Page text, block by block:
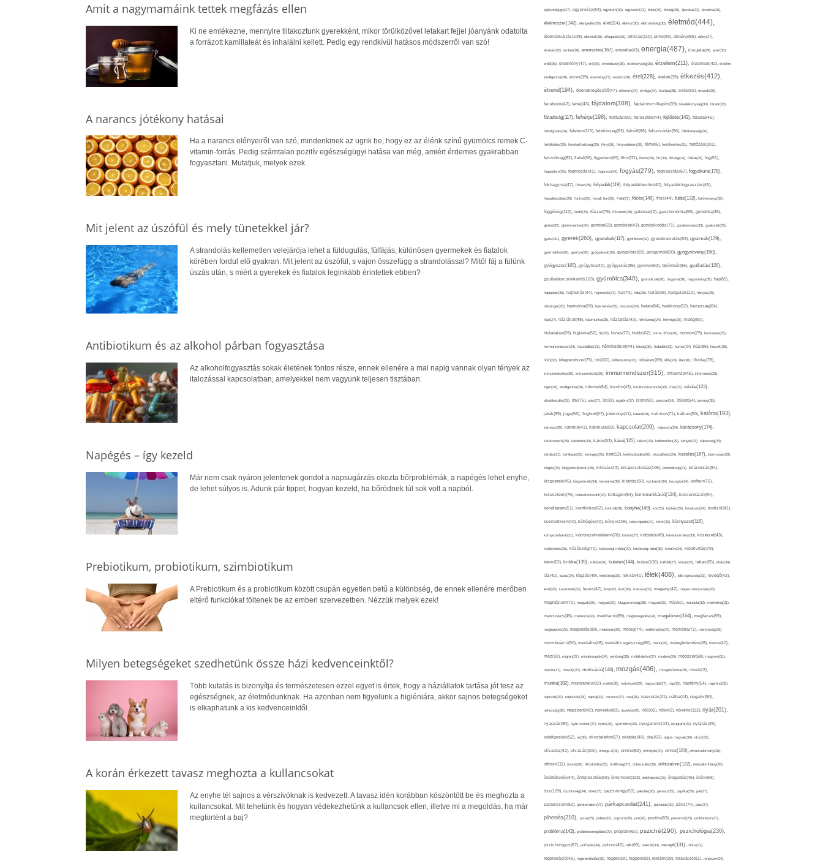
Amit a nagymamáink tettek megfázás ellen
Ki ne emlékezne, mennyire tiltakoztunk gyerekként, mikor törülközővel letakart fejjel jóanyánk odatolta
a forrázott kamillateát és inhalálni kellett. Pedig egy rendkívül hatásos módszerről van szó!
A narancs jótékony hatásai
Ha a narancs előnyeiről van szó, mindenkinek az ugrik be, hogy ez az élénk színű gyümölcs remek C-
vitamin-forrás. Pedig számtalan pozitív egészségügyi hatása van még, amiért érdemes gyakrabban
fogyasztani. Mutatjuk, melyek ezek.
Mit jelent az úszófül és mely tünetekkel jár?
A strandolás kellemetlen velejárója lehet a füldugulás, fülfájás, különösen gyermekek és fiatalok
körében fordul elő gyakran. Mit jelent az úszófül, s vajon összefügg a strandolással? Mitől fáj a fülünk
úszás után, s miért a gyerekek és fiatalok leginkább érintettek ebben?
Antibiotikum és az alkohol párban fogyasztása
Az alkoholfogyasztás sokak életének fontos része, ennek ellenére a mai napig vannak olyan tények az
italozással kapcsolatban, amelyekkel nem vagyunk teljesen tisztában.
Napégés – így kezeld
Már nem csak nyáron jelentenek gondot a napsugárzás okozta bőrproblémák, a napégés lehet enyhe,
de lehet súlyos is. Adunk pár tippet, hogyan kezeld, ha bőrödnek túl sok volt a napból.
Prebiotikum, probiotikum, szimbiotikum
A Prebiotikum és a probiotikum között csupán egyetlen betű a különbség, de ennek ellenére merőben
eltérő funkciókat töltenek be az emberi szervezetben. Nézzük melyek ezek!
Milyen betegségeket szedhetünk össze házi kedvenceinktől?
Több kutatás is bizonyítja és természetesen ezzel egyet is értek, hogy a háziállatok tartása jót tesz az
egészségnek, az életmódunknak. Ha azonban nem figyelünk a higiéniára, akkor sajnos betegségeket
is elkaphatunk a kis kedvenceinktől.
A korán érkezett tavasz meghozta a kullancsokat
Az enyhe tél sajnos a vérszívóknak is kedvezett. A tavasz idén korábban köszöntött be és meghozta a
kullancsokat. Mit tehetünk és hogyan védekezhetünk a kullancsok ellen, illetve mi a megoldás, ha már
megtörtént a baj?
egészségügy(27), egyensúly(63), egyetem(30), egyszerű(31), éhes(30), éhség(38), éjszaka(33), ekcéma(26),
élelmiszer(142), elengedés(29), élet(114), életkor(30), életminőség(30), életmód(444),
életmódváltás(109), életvitel(28), elfogadás(30), elhízás(110), elme(93), élmény(55), előny(37),
elvárás(32), ember(38), emésztés(167), empátia(43), energia(487), Energiaital(29), eper(30),
erdő(36), eredmény(47), erő(36), érrendszer(36), érzékenység(36), érzelem(211), érzelmek(42), érzelmi
intelligencia(28), érzés(39), esemény(27), eszköz(28), étel(228), ételek(39), étkezés(412),
étrend(194), étrendkiegészítő(47), étterem(24), étvágy(34), Európa(28), evés(92), évszak(28),
facebook(42), fahéj(43), fájdalom(308), fájdalomcsillapító(39), fáradékonyság(30), fáradt(28),
fáradtság(117), fehérje(198), fejfájás(93), fejlesztés(44), fejlődés(143), feladat(46),
feldolgozás(24), félelem(115), felelősség(62), felnőtt(66), felszívódás(56), féltékenység(26),
feltöltődés(29), fenntarthatóság(29), fény(36), fényvédelem(28), férfi(86), fertőtlenítés(31), fertőzés(101),
feszültség(82), fiatal(39), figyelem(69), film(111), finom(26), fitt(34), fittség(34), fizikai(25), fog(51),
fogadalom(25), fogmosás(41), fogorvos(24), fogyás(279), fogyasztás(67), fogyókúra(178),
fokhagyma(47), folsav(25), folyadék(119), folyadékbevitel(40), folyadékfogyasztás(45),
folyadékpótlás(29), fontos(25), forralt bor(26), Föld(27), főzés(149), friss(44), futás(132), futóverseny(32),
függőség(112), fürdő(26), fűszer(79), fűszerek(28), gabona(42), gasztronómia(58), genetika(45),
glutén(32), gluténmentes(34), gomba(53), gondolat(43), gondolkodás(71), gondoskodás(33), gyakorlat(29),
gyász(31), gyerek(260), gyerekek(117), gyerekkor(32), gyereknevelés(83), gyermek(179),
gyermekkor(36), gyertya(28), gyógyászat(36), gyógyítás(69), gyógymód(50), gyógynövény(150),
gyógyszer(165), gyógytea(40), gyógyulás(85), gyomor(62), Gyömbér(66), gyulladás(126),
gyulladáscsökkentő(103), gyümölcs(340), gyümölcslé(28), hagyma(28), hagyomány(36), haj(85),
hajápolás(36), hajhullás(44), hajmosás(24), hal(70), hála(25), halál(39), hangulat(112), hányás(25),
hányinger(25), harmónia(69), hasmenés(35), hasznos(24), hatás(84), hatékony(52), házasság(64),
házi(27), háziállat(48), házimunka(28), háztartás(43), hétköznap(24), hétvége(25), hideg(80),
hidratálás(69), higiénia(52), hit(26), hízás(77), hobbi(62), home office(26), hormon(79), hormonok(25),
hormonrendszer(24), hozzáállás(31), hőmérséklet(44), hőség(36), hulladék(33), humor(24), hús(86), húsvét(36),
hűtő(30), idegrendszer(75), idő(111), időbeosztás(32), időjárás(69), idős(24), illat(30), illóolaj(78),
immunerősítés(30), immunerősítő(36), immunrendszer(315), influenza(45), információ(33),
inger(29), intelligencia(28), internet(64), inzulin(42), inzulinrezisztencia(35), írás(27), iskola(123),
iskolakezdés(25), ital(75), ivás(27), íz(39), izgalom(27), izom(91), izomzat(24), ízület(54), járvány(35),
játék(89), jóga(56), Joghurt(67), jótékony(41), kaland(28), kalcium(71), kálium(50), kalória(193),
kamasz(30), kamilla(41), Kánikula(59), kapcsolat(209), káposzta(24), karácsony(174),
karácsonyfa(25), karantén(34), káros(53), kávé(125), keksz(29), kellemetlen(29), kenyér(32), képesség(28),
kérdés(31), kerékpár(25), keringés(26), kert(52), kertészkedés(26), készülődés(24), kezelés(167), kézmosás(28),
kiégés(25), kiegyensúlyozott(26), kihívás(43), kikapcsolódás(106), kimerültség(31), kirándulás(84),
kisgyerek(45), kisgyermek(34), kismama(38), kitartás(50), kockázat(34), kocogás(24), koffein(76),
koleszterin(76), koleszterinszint(24), kollagén(54), kommunikáció(124), koncentráció(94),
konditerem(51), konfliktus(52), kontroll(28), konyha(149), kór(25), kórház(29), kórokozó(24), kortizol(41),
kozmetikum(40), köhögés(40), könyv(106), könyvajánló(24), köret(30), környezet(116),
környezetbarát(31), környezetvédelem(78), köröm(27), kötődés(49), következmény(33), közérzet(43),
közlekedés(26), közösség(71), közösségi média(27), közösségi oldal(38), kreatív(34), kreativitás(79),
krém(62), kritika(139), kultúra(36), kutatás(144), kutya(100), külföld(27), kütyü(33), lakás(65), látás(34),
láz(42), lazac(24), légzés(49), lehetőség(25), lekvár(41), lélek(408), lelki egészség(33), levegő(42),
levél(28), Levendula(32), leves(47), lista(32), liszt(36), macska(33), magány(42), magas vérnyomás(28),
magnézium(70), magvak(25), magyar(25), Magyarország(28), magzat(25), máj(60), mandula(33), marketing(31),
masszázs(45), medence(24), meditáció(89), megbetegedés(24), megelőzés(164), megfázás(89),
meglepetés(28), megoldás(89), melatonin(29), meleg(74), mellékhatás(24), memória(72), mennyiség(26),
menstruáció(50), mentális(48), mentális egészség(86), menü(28), méregtelenítés(48), mese(40),
méz(92), migrén(27), mindennapok(34), minőség(33), mobiltelefon(27), modern(24), módszer(68), mogyoró(31),
mosás(31), mosoly(27), motiváció(144), mozgás(406), mozgásforma(25), mozi(42),
munka(182), munkahely(92), műtét(38), művészet(29), nagyszülő(27), nap(35), napfény(54), napirend(35),
napozás(37), napsütés(38), naptej(32), narancs(27), nasi(31), nassolás(41), nátha(44), negatív(50),
nehézség(36), népszerű(42), nevelés(83), nevetés(30), nő(106), nők(42), növény(112), nyár(201),
nyaralás(90), nyári szünet(27), nyelv(26), nyomelem(33), nyugalom(102), nyugtató(29), nyújtás(45),
odafigyelés(52), ok(36), okostelefon(57), oktatás(40), olaj(50), olajos magvak(34), olcsó(33),
olívaolaj(42), olvasás(101), omega-3(31), online(52), orrfolyás(24), orvos(164), orvostudomány(26),
otthon(111), óvoda(26), öltözködés(35), önállóság(27), önbecsülés(36), önbizalom(122), önbizalomhiány(28),
önértékelés(44), önfejlesztés(59), önismeret(113), önkifejezés(26), öregedés(46), öröm(69),
ősz(109), őszinteség(34), ötlet(37), pajzsmirigy(53), pakolás(30), panasz(25), paprika(28), pár(27),
paradicsom(52), páratartalom(27), párkapcsolat(241), pattanás(30), pénz(74), piac(27),
pihenés(210), pizza(25), pollen(32), popcorn(35), por(26), pozitív(83), prevenció(25), probiotikum(37),
probléma(142), problémamegoldás(27), program(60), psziché(290), pszichológia(230),
pszichológus(67), puffadás(34), pulzus(45), rák(69), reakció(33), recept(131), reflux(31),
regeneráció(46), regenerálódás(28), reggel(39), reggeli(89), reklám(39), relaxáció(81), rendszer(24),